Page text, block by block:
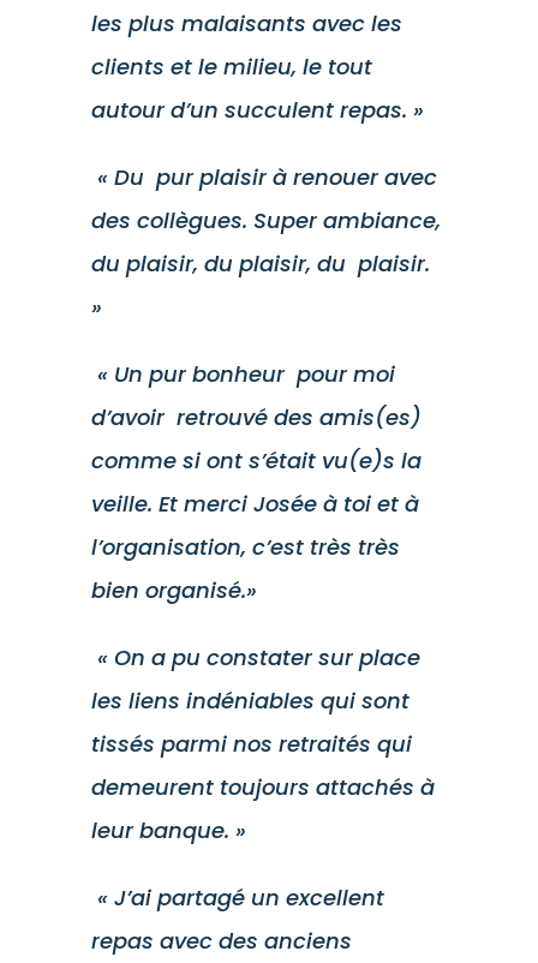
les plus malaisants avec les
clients et le milieu, le tout
autour d’un succulent repas. »
« Du pur plaisir à renouer avec
des collègues. Super ambiance,
du plaisir, du plaisir, du plaisir.
»
« Un pur bonheur pour moi
d’avoir retrouvé des amis(es)
comme si ont s’était vu(e)s la
veille. Et merci Josée à toi et à
l’organisation, c’est très très
bien organisé.»
« On a pu constater sur place
les liens indéniables qui sont
tissés parmi nos retraités qui
demeurent toujours attachés à
leur banque. »
« J’ai partagé un excellent
repas avec des anciens